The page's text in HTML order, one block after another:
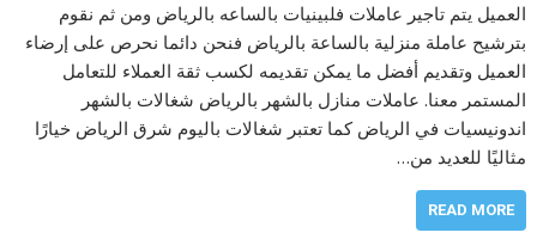
العميل يتم تاجير عاملات فلبينيات بالساعه بالرياض ومن ثم نقوم
بترشيح عاملة منزلية بالساعة بالرياض فنحن دائما نحرص على إرضاء
العميل وتقديم أفضل ما يمكن تقديمه لكسب ثقة العملاء للتعامل
المستمر معنا. عاملات منازل بالشهر بالرياض شغالات بالشهر
اندونيسيات في الرياض كما تعتبر شغالات باليوم شرق الرياض خيارًا
مثاليًا للعديد من…
READ MORE